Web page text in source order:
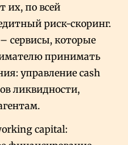
их, по всей
риск-скоринг.
сервисы, которые
принимать
управление cash
ликвидности,
capital: